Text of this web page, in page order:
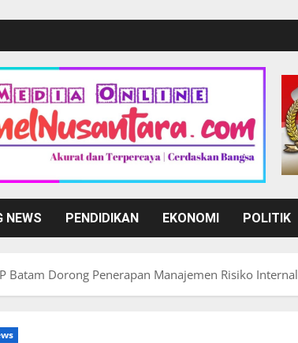
NEWS PENDIDIKAN EKONOMI POLITIK
Batam Dorong Penerapan Manajemen Risiko Internal